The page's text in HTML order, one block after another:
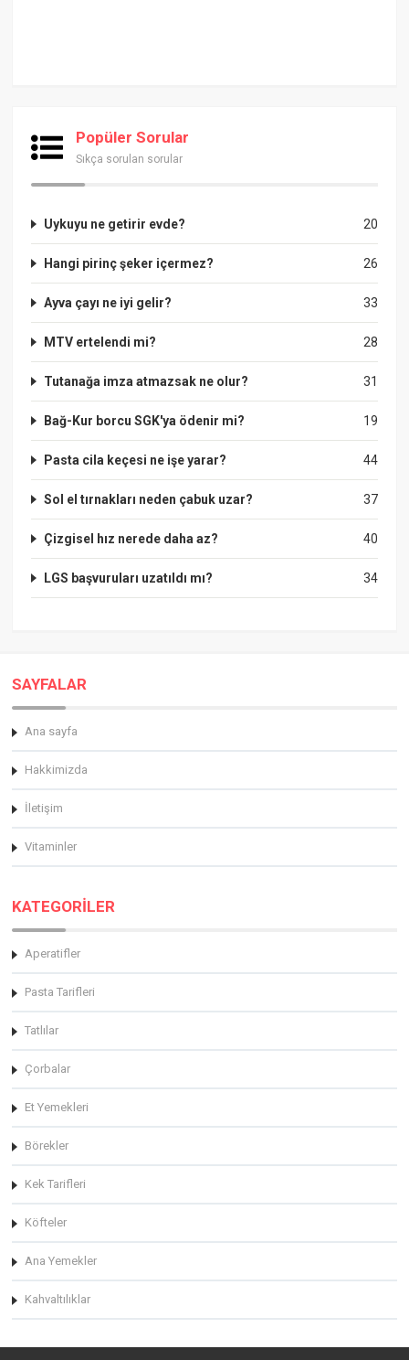
Popüler Sorular
Sıkça sorulan sorular
20
Uykuyu ne getirir evde?
26
Hangi pirinç şeker içermez?
33
Ayva çayı ne iyi gelir?
28
MTV ertelendi mi?
31
Tutanağa imza atmazsak ne olur?
19
Bağ-Kur borcu SGK'ya ödenir mi?
44
Pasta cila keçesi ne işe yarar?
37
Sol el tırnakları neden çabuk uzar?
40
Çizgisel hız nerede daha az?
34
LGS başvuruları uzatıldı mı?
SAYFALAR
Ana sayfa
Hakkimizda
İletişim
Vitaminler
KATEGORİLER
Aperatifler
Pasta Tarifleri
Tatlılar
Çorbalar
Et Yemekleri
Börekler
Kek Tarifleri
Köfteler
Ana Yemekler
Kahvaltılıklar